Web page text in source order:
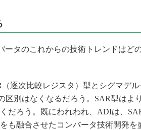
タのこれからの技術トレンドはど
逐次比較レジスタ）型とシグマデル
区別はなくなるだろう。SAR型はよ
だろう。既にわれわれ、ADIは、
も融合させたコンバータ技術開発を